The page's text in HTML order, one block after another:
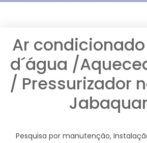
Ar
d´água /
/ Pressurizador
Pesquisa por manutenção,